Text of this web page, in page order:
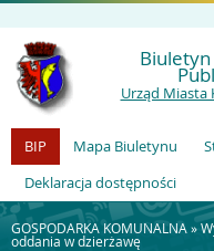
Urząd Miasta
BIP Mapa Biuletynu
Deklaracja dostępności
GOSPODARKA KOMUNALNA »
oddania w dzierżawę